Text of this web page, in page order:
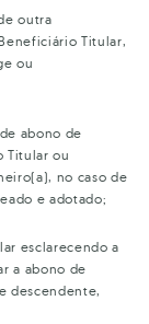
outra
Titular,
ou
abono de
Titular ou
no caso de
e adotado;
esclarecendo a
a abono de
descendente,